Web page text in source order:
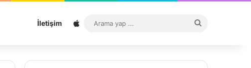
İletişim Sitemap
...